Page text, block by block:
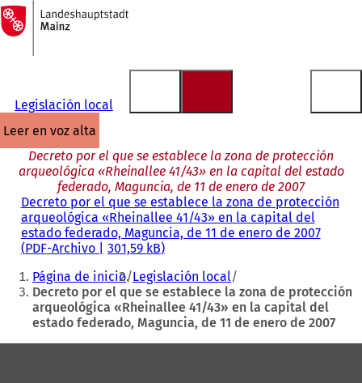
Saltar al contenido
A
la
página
Legislación local
leer en voz alta
Decreto por el que se establece la zona de protección
arqueológica «Rheinallee 41/43» en la capital del estado
federado, Maguncia, de 11 de enero de 2007
Decreto por el que se establece la zona de protección
arqueológica «Rheinallee 41/43» en la capital del
estado federado, Maguncia, de 11 de enero de 2007
PDF-Archivo 301,59 kB
Estás
aquí:
Página de inicio Legislación local
Decreto por el que se establece la zona de protección
arqueológica «Rheinallee 41/43» en la capital del
estado federado, Maguncia, de 11 de enero de 2007